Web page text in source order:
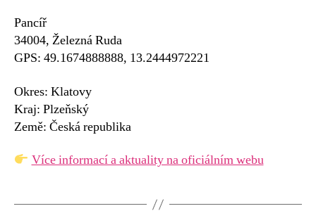
Pancíř
34004, Železná Ruda
GPS: 49.1674888888, 13.2444972221
Okres: Klatovy
Kraj: Plzeňský
Země: Česká republika
Více informací a aktuality na oficiálním webu